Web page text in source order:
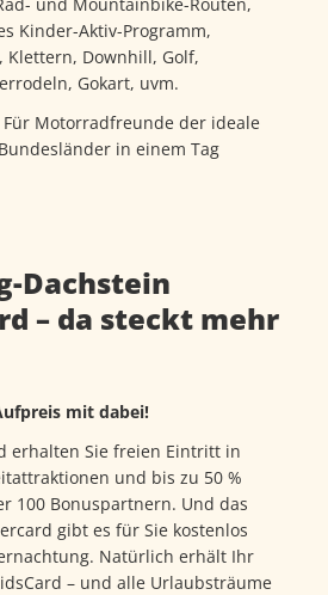
Kinder-Aktiv-Programm,
Klettern, Downhill, Golf,
Gokart, uvm.
der ideale
in einem Tag
Dachstein
– da steckt mehr
mit dabei!
erhalten Sie freien Eintritt in
und bis zu 50 %
100 Bonuspartnern. Und das
gibt es für Sie kostenlos
Natürlich erhält Ihr
– und alle Urlaubsträume